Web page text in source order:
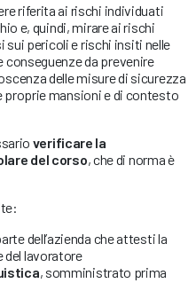
riferita ai rischi individuati
e, quindi, mirare ai rischi
sui pericoli e rischi insiti nelle
da prevenire
delle misure di sicurezza
proprie mansioni e di contesto
verificare la
del corso, che di norma è
dell’azienda che attesti la
del lavoratore
, somministrato prima